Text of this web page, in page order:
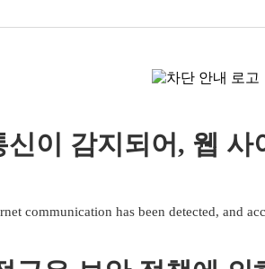
이 감지되어, 웹
communication has been detected, and